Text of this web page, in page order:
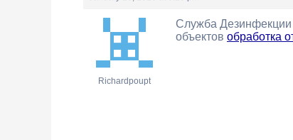
Richardpoupt
Служба Дезинфекции
объектов обработка